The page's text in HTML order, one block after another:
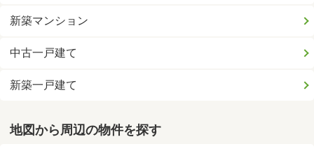
新築マンション
中古一戸建て
新築一戸建て
地図から周辺の物件を探す